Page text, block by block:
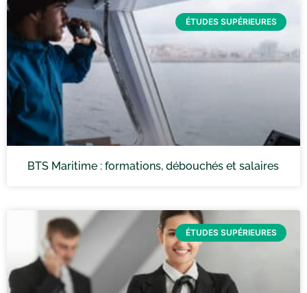
ÉTUDES SUPÉRIEURES
BTS Maritime : formations, débouchés et salaires
ÉTUDES SUPÉRIEURES